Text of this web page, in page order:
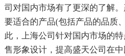
司对国内市场有了更深的了解
要适合的产品(包括产品的品质
此，上海公司针对国内市场的
售形象设计，提高盛天公司在